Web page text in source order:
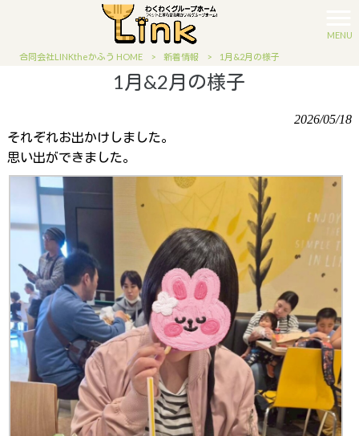
MENU
合同会社LINKtheかふう HOME > 新着情報 > 1月&2月の様子
1月&2月の様子
2026/05/18
それぞれお出かけしました。
思い出ができました。